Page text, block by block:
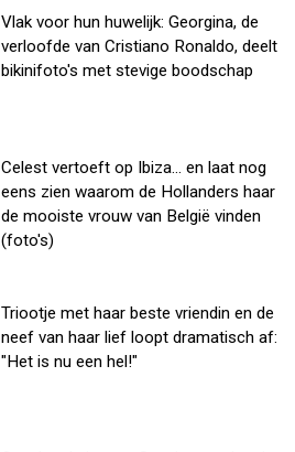
Vlak voor hun huwelijk: Georgina, de
verloofde van Cristiano Ronaldo, deelt
bikinifoto's met stevige boodschap
Celest vertoeft op Ibiza... en laat nog
eens zien waarom de Hollanders haar
de mooiste vrouw van België vinden
(foto's)
Triootje met haar beste vriendin en de
neef van haar lief loopt dramatisch af:
"Het is nu een hel!"